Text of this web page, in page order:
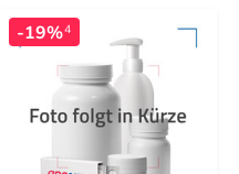
-19%4